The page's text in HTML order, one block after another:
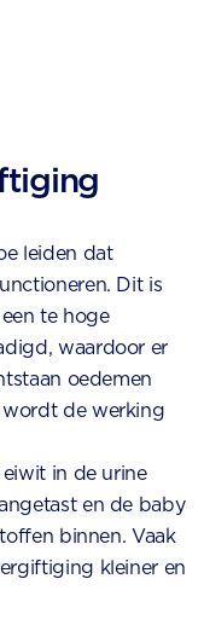
leiden dat
Dit is
te hoge
waardoor er
oedemen
de werking
in de urine
en de baby
binnen. Vaak
kleiner en